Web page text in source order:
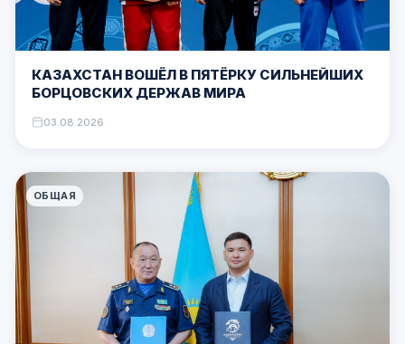
КАЗАХСТАН ВОШЁЛ В ПЯТЁРКУ СИЛЬНЕЙШИХ
БОРЦОВСКИХ ДЕРЖАВ МИРА
03.08.2026
ОБЩАЯ